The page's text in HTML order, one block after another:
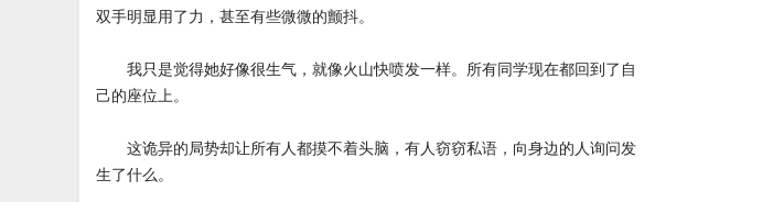
双手明显用了力，甚至有些微微的颤抖。
我只是觉得她好像很生气，就像火山快喷发一样。所有同学现在都回到了自
己的座位上。
这诡异的局势却让所有人都摸不着头脑，有人窃窃私语，向身边的人询问发
生了什么。